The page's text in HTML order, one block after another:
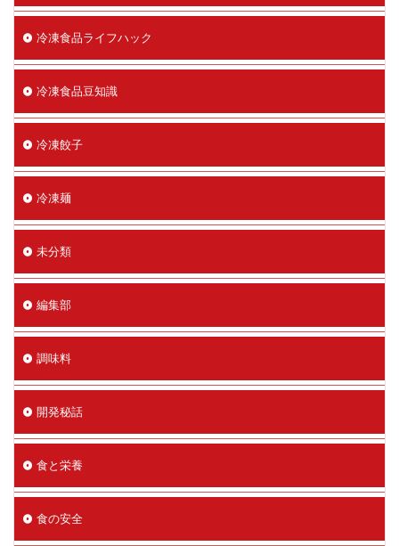
冷凍食品ライフハック
冷凍食品豆知識
冷凍餃子
冷凍麺
未分類
編集部
調味料
開発秘話
食と栄養
食の安全